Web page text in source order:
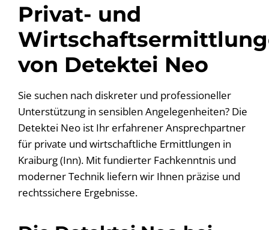
Privat- und
von Detektei Neo
Sie suchen nach diskreter und professioneller
Unterstützung in sensiblen Angelegenheiten? Die
Detektei Neo ist Ihr erfahrener Ansprechpartner
für private und wirtschaftliche Ermittlungen in
Kraiburg (Inn). Mit fundierter Fachkenntnis und
moderner Technik liefern wir Ihnen präzise und
rechtssichere Ergebnisse.